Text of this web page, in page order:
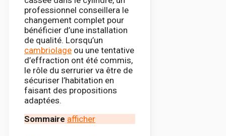
professionnel conseillera le
changement complet pour
bénéficier d’une installation
de qualité. Lorsqu’un
cambriolage ou une tentative
d’effraction ont été commis,
le rôle du serrurier va être de
sécuriser l’habitation en
faisant des propositions
adaptées.
Sommaire afficher